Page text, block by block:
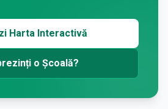
Harta Interactivă
o Școală?